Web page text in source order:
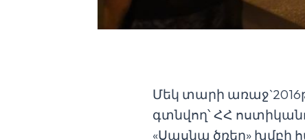
Մեկ տարի
գտնվող՝ ՀՀ
«Սասնա ծռեր» խմբի